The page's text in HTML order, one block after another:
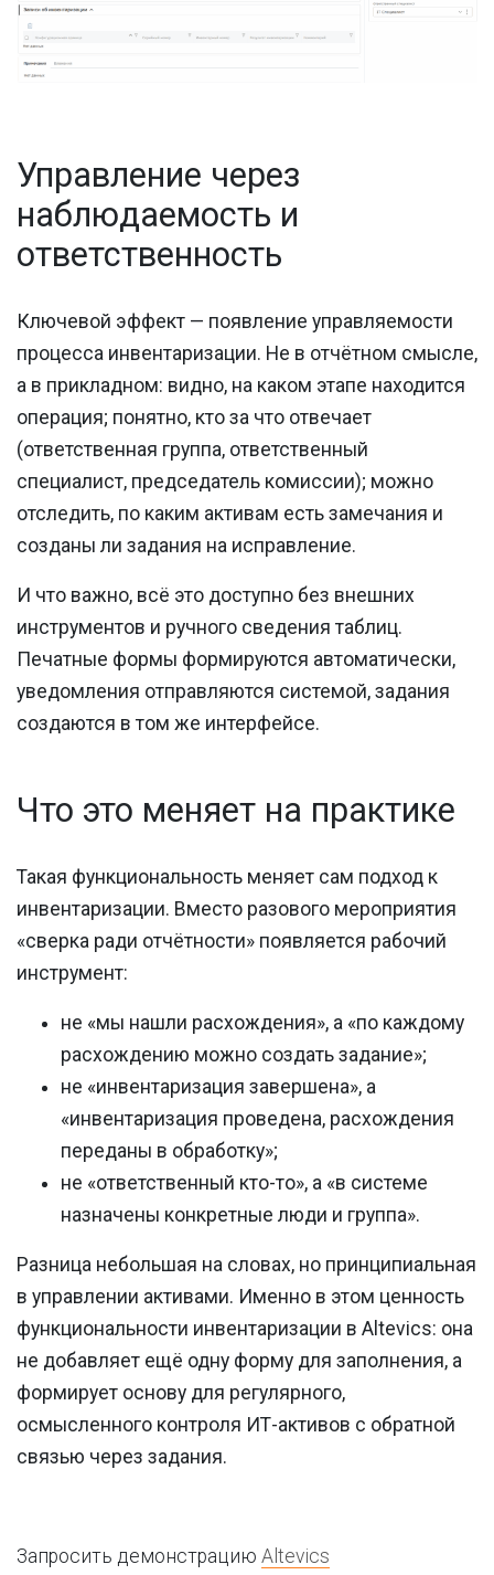
Управление через
наблюдаемость и
ответственность
Ключевой эффект — появление управляемости
процесса инвентаризации. Не в отчётном смысле,
а в прикладном: видно, на каком этапе находится
операция; понятно, кто за что отвечает
(ответственная группа, ответственный
специалист, председатель комиссии); можно
отследить, по каким активам есть замечания и
созданы ли задания на исправление.
И что важно, всё это доступно без внешних
инструментов и ручного сведения таблиц.
Печатные формы формируются автоматически,
уведомления отправляются системой, задания
создаются в том же интерфейсе.
Что это меняет на практике
Такая функциональность меняет сам подход к
инвентаризации. Вместо разового мероприятия
«сверка ради отчётности» появляется рабочий
инструмент:
не «мы нашли расхождения», а «по каждому
расхождению можно создать задание»;
не «инвентаризация завершена», а
«инвентаризация проведена, расхождения
переданы в обработку»;
не «ответственный кто-то», а «в системе
назначены конкретные люди и группа».
Разница небольшая на словах, но принципиальная
в управлении активами. Именно в этом ценность
функциональности инвентаризации в Altevics: она
не добавляет ещё одну форму для заполнения, а
формирует основу для регулярного,
осмысленного контроля ИТ-активов с обратной
связью через задания.
Запросить демонстрацию Altevics